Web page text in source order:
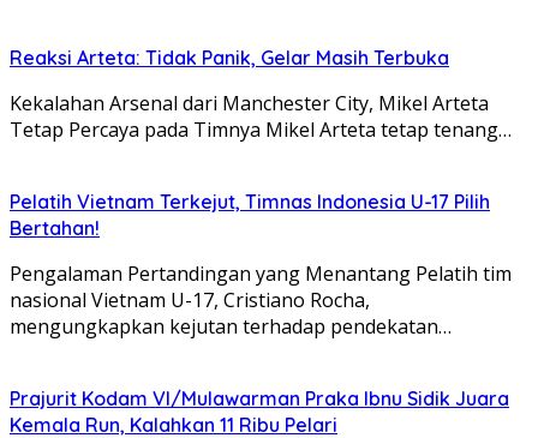
Reaksi Arteta: Tidak Panik, Gelar Masih Terbuka
Kekalahan Arsenal dari Manchester City, Mikel Arteta
Tetap Percaya pada Timnya Mikel Arteta tetap tenang…
Pelatih Vietnam Terkejut, Timnas Indonesia U-17 Pilih
Bertahan!
Pengalaman Pertandingan yang Menantang Pelatih tim
nasional Vietnam U-17, Cristiano Rocha,
mengungkapkan kejutan terhadap pendekatan…
Prajurit Kodam VI/Mulawarman Praka Ibnu Sidik Juara
Kemala Run, Kalahkan 11 Ribu Pelari